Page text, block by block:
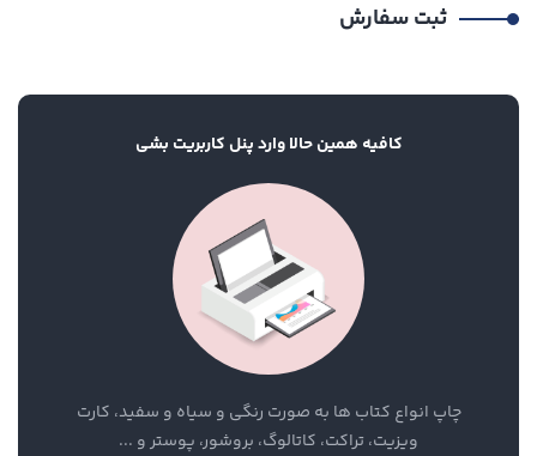
ثبت سفارش
کافیه همین حالا وارد پنل کاربریت بشی
چاپ انواع کتاب ها به صورت رنگی و سیاه و سفید، کارت
ویزیت، تراکت، کاتالوگ، بروشور، پوستر و ...